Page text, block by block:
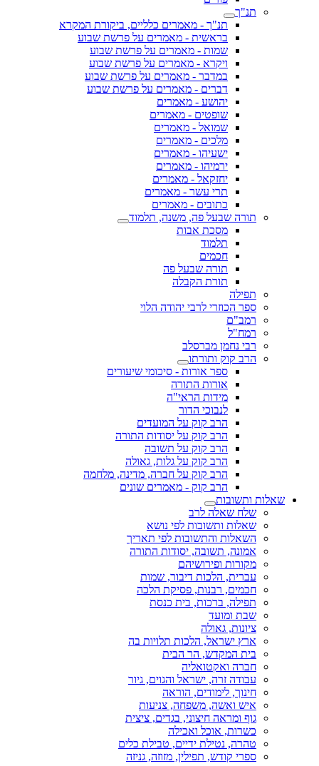
תנ"ך
תנ"ך - מאמרים כלליים, ביקורת המקרא
בראשית - מאמרים על פרשת שבוע
שמות - מאמרים על פרשת שבוע
ויקרא - מאמרים על פרשת שבוע
במדבר - מאמרים על פרשת שבוע
דברים - מאמרים על פרשת שבוע
יהושע - מאמרים
שופטים - מאמרים
שמואל - מאמרים
מלכים - מאמרים
ישעיהו - מאמרים
ירמיהו - מאמרים
יחזקאל - מאמרים
תרי עשר - מאמרים
כתובים - מאמרים
תורה שבעל פה, משנה, תלמוד
מסכת אבות
תלמוד
חכמים
תורה שבעל פה
תורת הקבלה
תפילה
ספר הכוזרי לרבי יהודה הלוי
רמב"ם
רמח"ל
רבי נחמן מברסלב
הרב קוק ותורתו
ספר אורות - סיכומי שיעורים
אורות התורה
מידות הראי"ה
לנבוכי הדור
הרב קוק על המועדים
הרב קוק על יסודות התורה
הרב קוק על תשובה
הרב קוק על גלות, גאולה
הרב קוק על חברה, מדינה, מלחמה
הרב קוק - מאמרים שונים
שאלות ותשובות
שלח שאלה לרב
שאלות ותשובות לפי נושא
השאלות והתשובות לפי תאריך
אמונה, תשובה, יסודות התורה
מקורות ופירושיהם
עברית, הלכות דיבור, שמות
חכמים, רבנות, פסיקת הלכה
תפילה, ברכות, בית כנסת
שבת ומועד
ציונות, גאולה
ארץ ישראל, הלכות תלויות בה
בית המקדש, הר הבית
חברה ואקטואליה
עבודה זרה, ישראל והגוים, גיור
חינוך, לימודים, הוראה
איש ואשה, משפחה, צניעות
גוף ומראה חיצוני, בגדים, ציצית
כשרות, אוכל ואכילה
טהרה, נטילת ידיים, טבילת כלים
ספרי קודש, תפילין, מזוזה, גניזה